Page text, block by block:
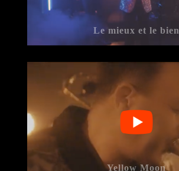
Le mieux et le bien
Yellow Moon